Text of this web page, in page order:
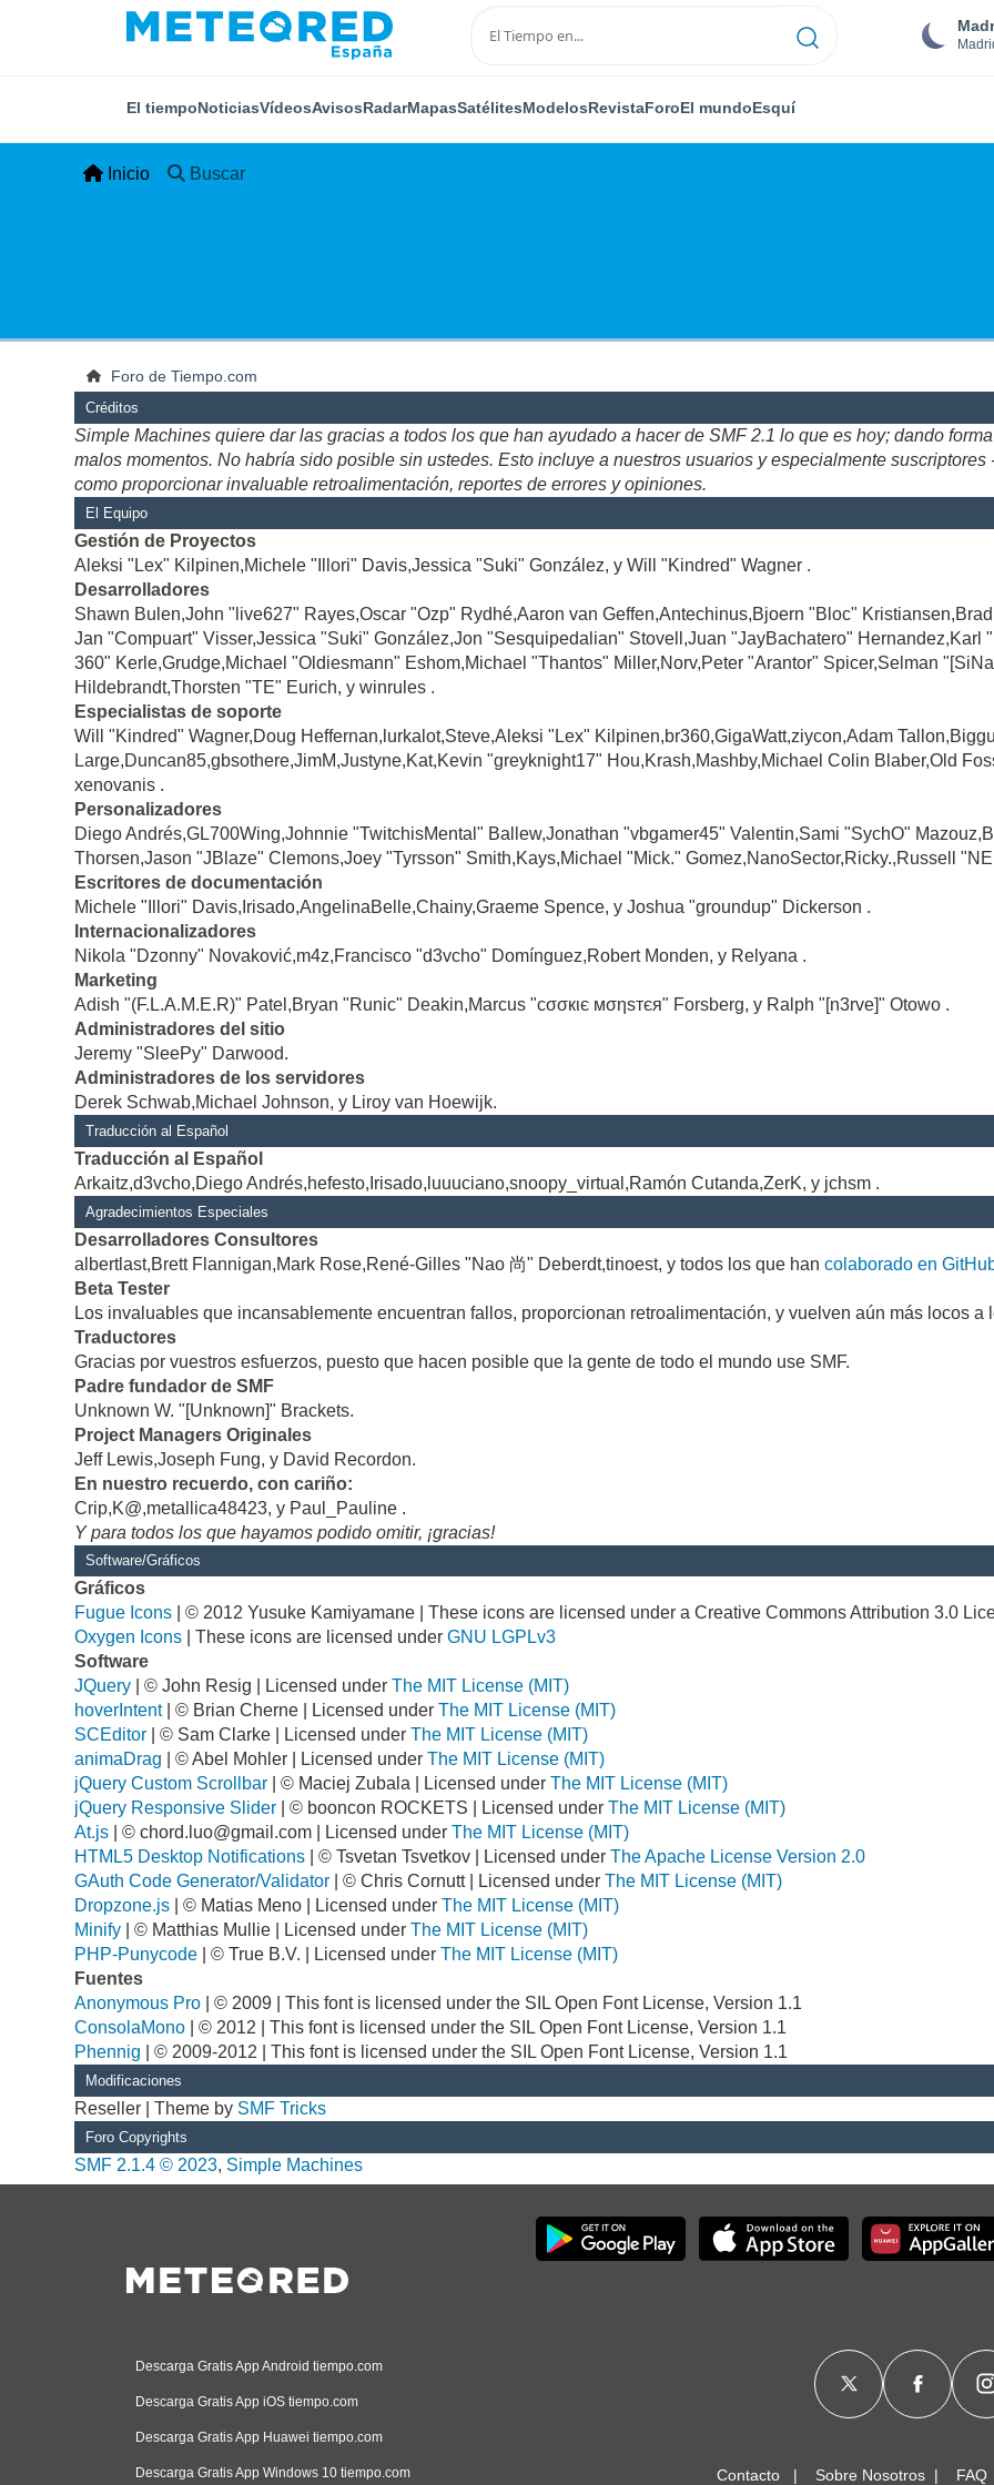
El tiempoNoticiasVídeosAvisosRadarMapasSatélitesModelosRevistaForoEl mundoEsquí
Inicio Buscar
Foro de Tiempo.com
Créditos
Simple Machines quiere dar las gracias a todos los que han ayudado a hacer de SMF 2.1 lo que es hoy; dando
malos momentos. No habría sido posible sin ustedes. Esto incluye a nuestros usuarios y especialmente
como proporcionar invaluable retroalimentación, reportes de errores y opiniones.
El Equipo
Gestión de Proyectos
Aleksi "Lex" Kilpinen,Michele "Illori" Davis,Jessica "Suki" González, y Will "Kindred" Wagner .
Desarrolladores
Shawn Bulen,John "live627" Rayes,Oscar "Ozp" Rydhé,Aaron van Geffen,Antechinus,Bjoern "Bloc"
Jan "Compuart" Visser,Jessica "Suki" González,Jon "Sesquipedalian" Stovell,Juan "JayBachatero"
360" Kerle,Grudge,Michael "Oldiesmann" Eshom,Michael "Thantos" Miller,Norv,Peter "Arantor" Spicer,Selman
Hildebrandt,Thorsten "TE" Eurich, y winrules .
Especialistas de soporte
Will "Kindred" Wagner,Doug Heffernan,lurkalot,Steve,Aleksi "Lex" Kilpinen,br360,GigaWatt,ziycon,Adam
Large,Duncan85,gbsothere,JimM,Justyne,Kat,Kevin "greyknight17" Hou,Krash,Mashby,Michael Colin Blaber,Old
xenovanis .
Personalizadores
Diego Andrés,GL700Wing,Johnnie "TwitchisMental" Ballew,Jonathan "vbgamer45" Valentin,Sami "SychO"
Thorsen,Jason "JBlaze" Clemons,Joey "Tyrsson" Smith,Kays,Michael "Mick." Gomez,NanoSector,Ricky.,Russell
Escritores de documentación
Michele "Illori" Davis,Irisado,AngelinaBelle,Chainy,Graeme Spence, y Joshua "groundup" Dickerson .
Internacionalizadores
Nikola "Dzonny" Novaković,m4z,Francisco "d3vcho" Domínguez,Robert Monden, y Relyana .
Marketing
Adish "(F.L.A.M.E.R)" Patel,Bryan "Runic" Deakin,Marcus "cσσкιє мσηѕтєя" Forsberg, y Ralph "[n3rve]" Otowo .
Administradores del sitio
Jeremy "SleePy" Darwood.
Administradores de los servidores
Derek Schwab,Michael Johnson, y Liroy van Hoewijk.
Traducción al Español
Traducción al Español
Arkaitz,d3vcho,Diego Andrés,hefesto,Irisado,luuuciano,snoopy_virtual,Ramón Cutanda,ZerK, y jchsm .
Agradecimientos Especiales
Desarrolladores Consultores
albertlast,Brett Flannigan,Mark Rose,René-Gilles "Nao 尚" Deberdt,tinoest, y todos los que hancolaborado en
Beta Tester
Los invaluables que incansablemente encuentran fallos, proporcionan retroalimentación, y vuelven aún más locos a
Traductores
Gracias por vuestros esfuerzos, puesto que hacen posible que la gente de todo el mundo use SMF.
Padre fundador de SMF
Unknown W. "[Unknown]" Brackets.
Project Managers Originales
Jeff Lewis,Joseph Fung, y David Recordon.
En nuestro recuerdo, con cariño:
Crip,K@,metallica48423, y Paul_Pauline .
Y para todos los que hayamos podido omitir, ¡gracias!
Software/Gráficos
Gráficos
Fugue Icons | © 2012 Yusuke Kamiyamane | These icons are licensed under a Creative Commons Attribution 3.0
Oxygen Icons | These icons are licensed underGNU LGPLv3
Software
JQuery | © John Resig | Licensed underThe MIT License (MIT)
hoverIntent| © Brian Cherne | Licensed underThe MIT License (MIT)
SCEditor | © Sam Clarke | Licensed underThe MIT License (MIT)
animaDrag | © Abel Mohler | Licensed underThe MIT License (MIT)
jQuery Custom Scrollbar | © Maciej Zubala | Licensed underThe MIT License (MIT)
jQuery Responsive Slider | © booncon ROCKETS | Licensed underThe MIT License (MIT)
At.js | ©chord.luo@gmail.com | Licensed underThe MIT License (MIT)
HTML5 Desktop Notifications | © Tsvetan Tsvetkov | Licensed underThe Apache License Version 2.0
GAuth Code Generator/Validator | © Chris Cornutt | Licensed underThe MIT License (MIT)
Dropzone.js | © Matias Meno | Licensed underThe MIT License (MIT)
Minify | © Matthias Mullie | Licensed underThe MIT License (MIT)
PHP-Punycode | © True B.V. | Licensed underThe MIT License (MIT)
Fuentes
Anonymous Pro | © 2009 | This font is licensed under the SIL Open Font License, Version 1.1
ConsolaMono | © 2012 | This font is licensed under the SIL Open Font License, Version 1.1
Phennig | © 2009-2012 | This font is licensed under the SIL Open Font License, Version 1.1
Modificaciones
Reseller | Theme by SMF Tricks
Foro Copyrights
SMF 2.1.4 © 2023, Simple Machines
Descarga Gratis App Android tiempo.com
Descarga Gratis App iOS tiempo.com
Descarga Gratis App Huawei tiempo.com
Descarga Gratis App Windows 10 tiempo.com Contacto Sobre Nosotros FAQ